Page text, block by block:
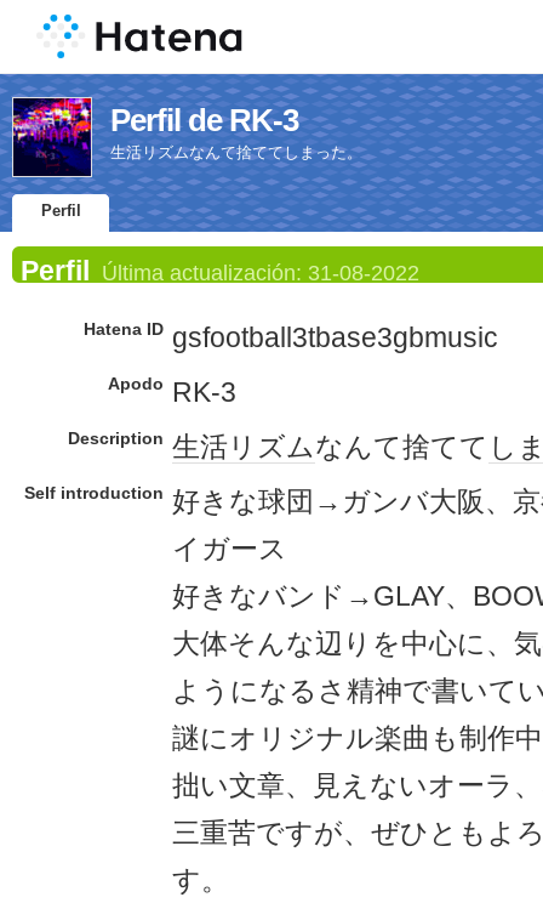
Perfil de RK-3
生活リズムなんて捨ててしまった。
Perfil
Perfil Última actualización: 31-08-2022
Hatena ID gsfootball3tbase3gbmusic
Apodo RK-3
Description 生活リズムなんて捨てて し
Self introduction 好きな球団→ガンバ大阪、
イガース
好きなバンド→GLAY、
大体そんな辺りを中心に、
ようになるさ精神で書いて
謎にオリジナル楽曲も制作
拙い文章、見えないオーラ
三重苦ですが、ぜひともよ
す。